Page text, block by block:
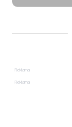
Reklama
Reklama